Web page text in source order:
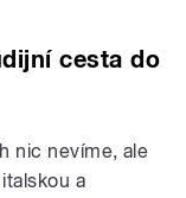
cesta do
nic nevíme, ale
a